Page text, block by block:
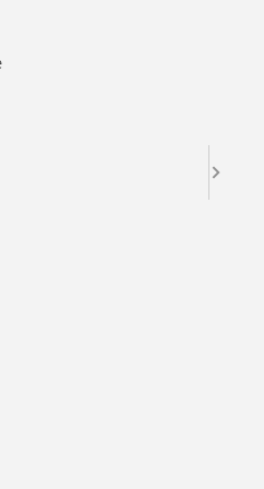
Niklas Frey findet in der Solalux-